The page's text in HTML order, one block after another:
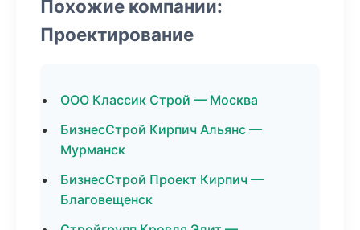
Похожие компании:
Проектирование
ООО Классик Строй — Москва
БизнесСтрой Кирпич Альянс —
Мурманск
БизнесСтрой Проект Кирпич —
Благовещенск